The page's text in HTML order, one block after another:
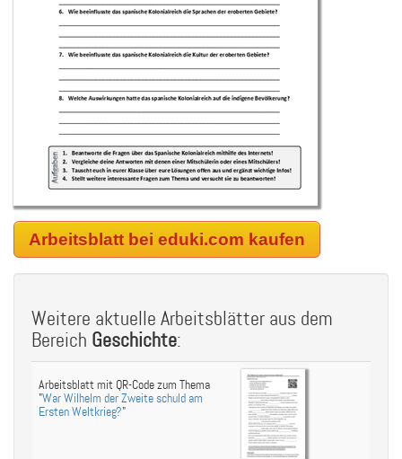
Arbeitsblatt bei eduki.com kaufen
Weitere aktuelle Arbeitsblätter aus dem
Bereich Geschichte:
Arbeitsblatt mit QR-Code zum Thema
"War Wilhelm der Zweite schuld am
Ersten Weltkrieg?"